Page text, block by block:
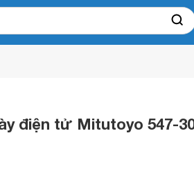
điện tử Mitutoyo 547-